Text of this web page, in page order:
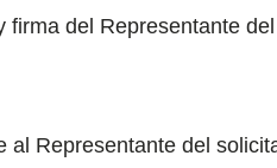
del Representante
Representante del